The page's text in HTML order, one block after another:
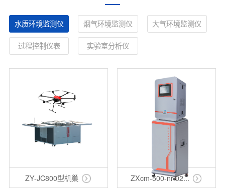
水质环境监测仪 烟气环境监测仪 大气环境监测仪
过程控制仪表 实验室分析仪
ZY-JC800型机巢 ZXcm-500-nr-02...